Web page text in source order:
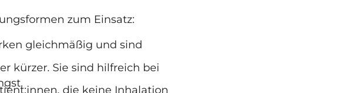
zum Einsatz:
gleichmäßig und sind
kürzer. Sie sind hilfreich bei
die keine Inhalation